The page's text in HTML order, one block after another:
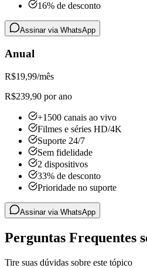
16% de desconto
Assinar via WhatsApp
Anual
R$19,99/mês
R$239,90 por ano
+1500 canais ao vivo
Filmes e séries HD/4K
Suporte 24/7
Sem fidelidade
2 dispositivos
33% de desconto
Prioridade no suporte
Assinar via WhatsApp
Perguntas Frequentes
Tire suas dúvidas sobre este tópico